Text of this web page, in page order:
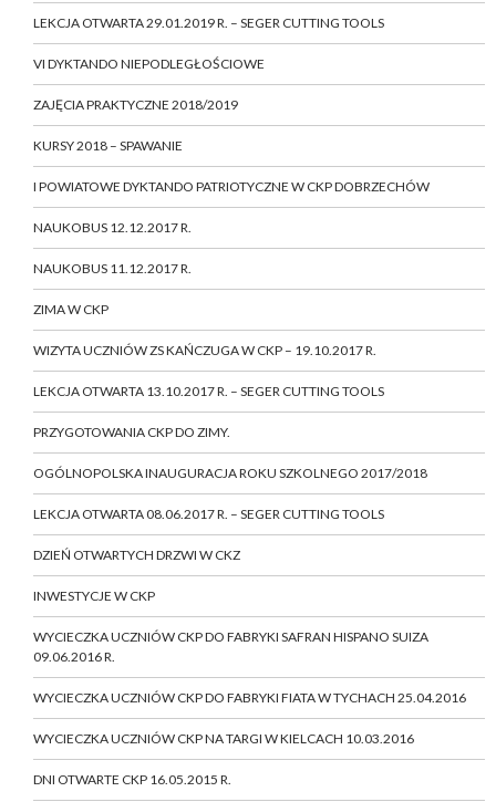
LEKCJA OTWARTA 29.01.2019 R. – SEGER CUTTING TOOLS
VI DYKTANDO NIEPODLEGŁOŚCIOWE
ZAJĘCIA PRAKTYCZNE 2018/2019
KURSY 2018 – SPAWANIE
I POWIATOWE DYKTANDO PATRIOTYCZNE W CKP DOBRZECHÓW
NAUKOBUS 12.12.2017 R.
NAUKOBUS 11.12.2017 R.
ZIMA W CKP
WIZYTA UCZNIÓW ZS KAŃCZUGA W CKP – 19.10.2017 R.
LEKCJA OTWARTA 13.10.2017 R. – SEGER CUTTING TOOLS
PRZYGOTOWANIA CKP DO ZIMY.
OGÓLNOPOLSKA INAUGURACJA ROKU SZKOLNEGO 2017/2018
LEKCJA OTWARTA 08.06.2017 R. – SEGER CUTTING TOOLS
DZIEŃ OTWARTYCH DRZWI W CKZ
INWESTYCJE W CKP
WYCIECZKA UCZNIÓW CKP DO FABRYKI SAFRAN HISPANO SUIZA
09.06.2016 R.
WYCIECZKA UCZNIÓW CKP DO FABRYKI FIATA W TYCHACH 25.04.2016
WYCIECZKA UCZNIÓW CKP NA TARGI W KIELCACH 10.03.2016
DNI OTWARTE CKP 16.05.2015 R.